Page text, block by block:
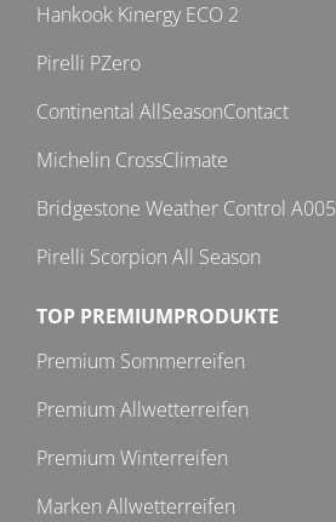
Hankook Kinergy ECO 2
Pirelli PZero
Continental AllSeasonContact
Michelin CrossClimate
Bridgestone Weather Control A005
Pirelli Scorpion All Season
TOP PREMIUMPRODUKTE
Premium Sommerreifen
Premium Allwetterreifen
Premium Winterreifen
Marken Allwetterreifen